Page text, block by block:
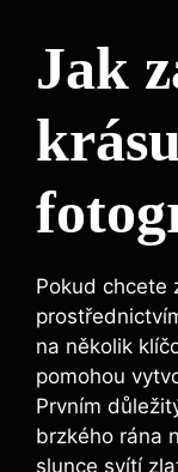
Jak
Pokud chcete
na několik
pomohou
Prvním
brzkého rána
slunce svítí